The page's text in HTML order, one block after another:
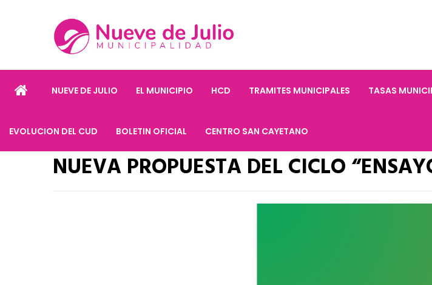
NUEVE DE JULIO EL MUNICIPIO HCD TRAMITES MUNICIPALES TASAS
EVOLUCION DEL CUD BOLETIN OFICIAL CENTRO SAN CAYETANO
NUEVA PROPUESTA DEL CICLO